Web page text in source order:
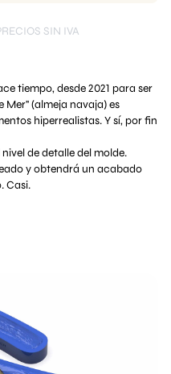
SIN IVA
tiempo, desde 2021 para ser
Mer" (almeja navaja) es
hiperrealistas. Y sí, por fin
de detalle del molde.
y obtendrá un acabado
Casi.